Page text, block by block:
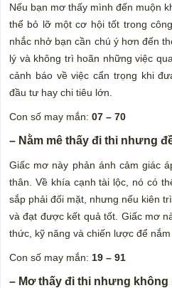
Nếu bạn mơ thấy mình đến muộn
thể bỏ lỡ một cơ hội tốt trong
nhắc nhở bạn cần chú ý hơn đến
lý và không trì hoãn những việc
cảnh báo về việc cẩn trọng khi
đầu tư hay chi tiêu lớn.
Con số may mắn: 07 – 70
– Nằm mê thấy đi thi nhưng
Giấc mơ này phản ánh cảm giác
thân. Về khía cạnh tài lộc, nó có
sắp phải đối mặt, nhưng nếu kiên
và đạt được kết quả tốt. Giấc mơ
thức, kỹ năng và chiến lược để
Con số may mắn: 19 – 91
– Mơ thấy đi thi nhưng không